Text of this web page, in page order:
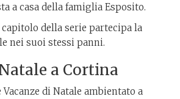
a casa della famiglia Esposito.
della serie partecipa la
nei suoi stessi panni.
a Cortina
di Natale ambientato a